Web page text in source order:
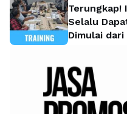
Terungkap!
Selalu
Dimulai